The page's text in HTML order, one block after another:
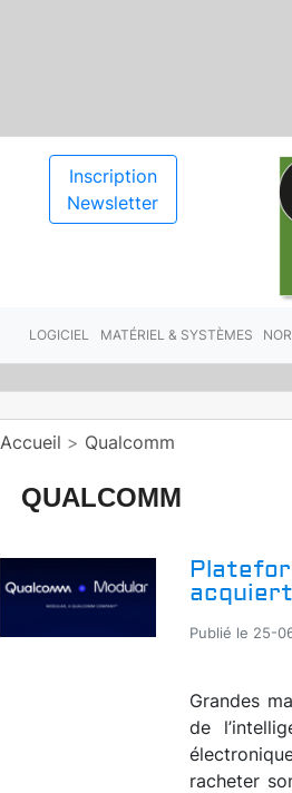
Inscription
Newsletter
LOGICIEL MATÉRIEL & SYSTÈMES
Accueil > Qualcomm
QUALCOMM
Publié le 25-
Grandes
de
racheter